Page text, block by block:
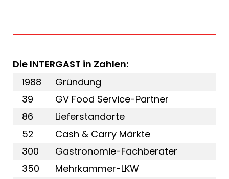
Die INTERGAST in Zahlen:
1988
Gründung
39
GV Food Service-Partner
86
Lieferstandorte
52
Cash & Carry Märkte
300
Gastronomie-Fachberater
350
Mehrkammer-LKW